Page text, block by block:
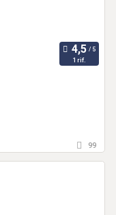
1 rif.
99